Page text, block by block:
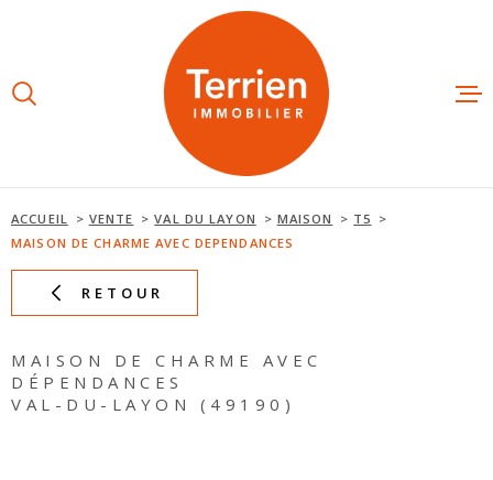
recherche
principal
ACHETER
ACCUEIL VENTE VAL DU LAYON MAISON
T5
MAISON DE CHARME AVEC DEPENDANCES
RETOUR
MAISON DE CHARME AVEC
DÉPENDANCES
VAL-DU-LAYON (49190)